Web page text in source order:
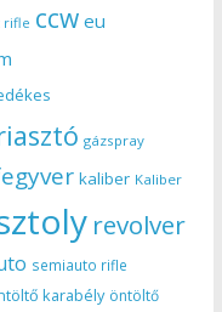
rifle ccw eu
gázspray
kaliber Kaliber
revolver
semiauto rifle
karabély öntöltő